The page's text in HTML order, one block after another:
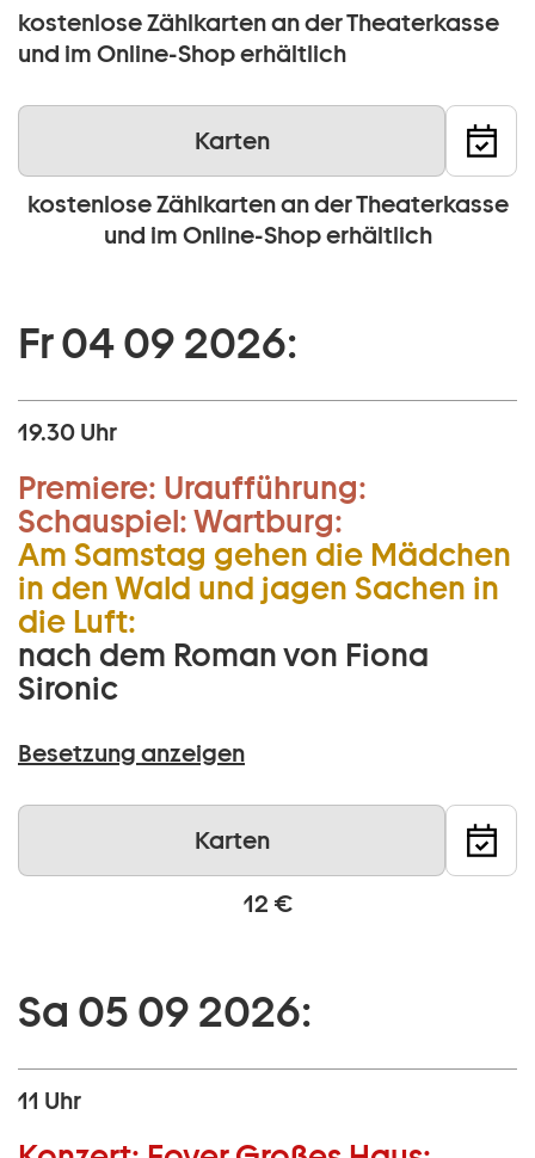
kostenlose Zählkarten an der Theaterkasse
und im Online-Shop erhältlich
Karten
kostenlose Zählkarten an der Theaterkasse
und im Online-Shop erhältlich
Fr 04 09 2026:
19.30 Uhr
Premiere: Uraufführung:
Schauspiel:Wartburg:
Am Samstag gehen die Mädchen
in den Wald und jagen Sachen in
die Luft:
nach dem Roman von Fiona
Sironic
Besetzung anzeigen
Karten
12 €
Sa 05 09 2026:
11 Uhr